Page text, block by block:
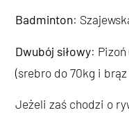
Badminton:
Dwubój siłowy:
(srebro do 70kg i
Jeżeli zaś chodzi o